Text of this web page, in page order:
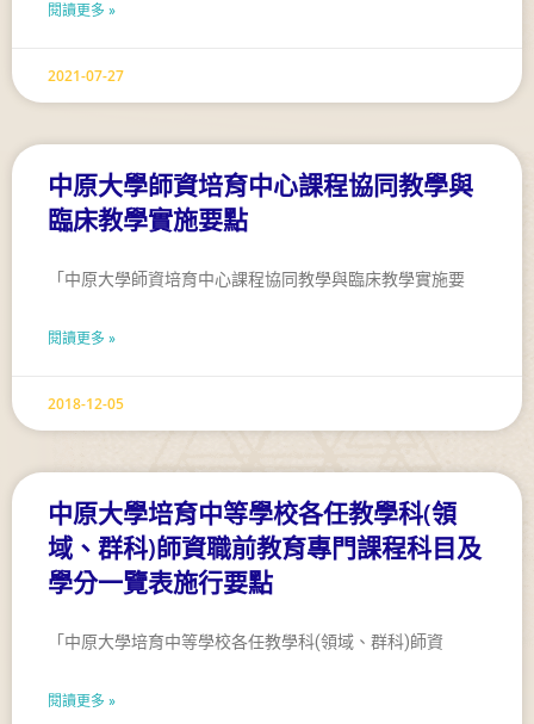
閱讀更多 »
2021-07-27
中原大學師資培育中心課程協同教學與
臨床教學實施要點
「中原大學師資培育中心課程協同教學與臨床教學實施要
閱讀更多 »
2018-12-05
中原大學培育中等學校各任教學科(領
域、群科)師資職前教育專門課程科目及
學分一覽表施行要點
「中原大學培育中等學校各任教學科(領域、群科)師資
閱讀更多 »